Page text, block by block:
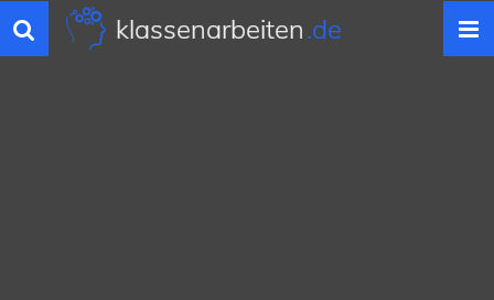
Toggle
navigation
klassenarbeiten.de